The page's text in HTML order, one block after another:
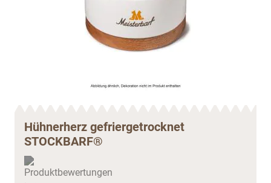
Hühnerherz gefriergetrocknet
STOCKBARF®